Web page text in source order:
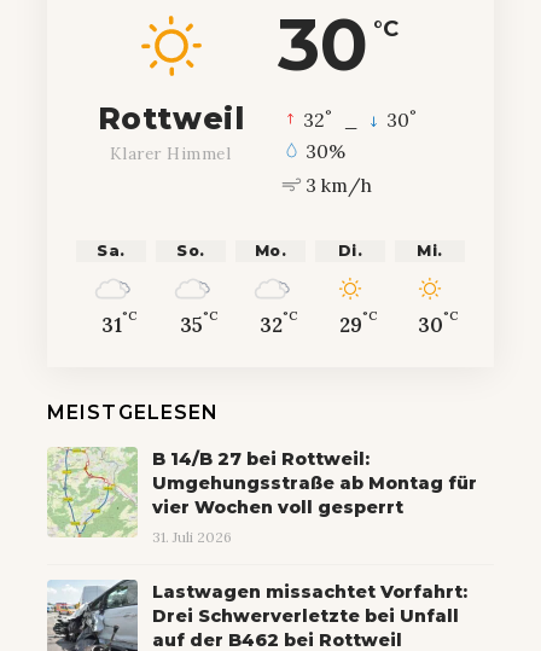
30 °C
Rottweil
Klarer Himmel
32° 30°
30%
3 km/h
Sa.
31°C
So.
35°C
Mo.
32°C
Di.
29°C
Mi.
30°C
MEISTGELESEN
B 14/B 27 bei Rottweil:
Umgehungsstraße ab Montag für
vier Wochen voll gesperrt
31. Juli 2026
Lastwagen missachtet Vorfahrt:
Drei Schwerverletzte bei Unfall
auf der B462 bei Rottweil